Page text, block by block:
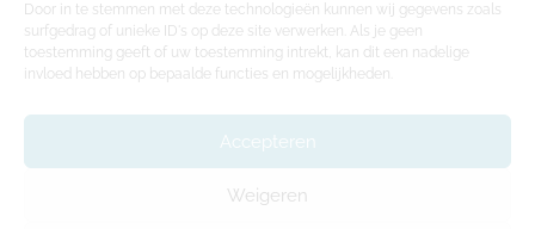
Door in te stemmen met deze technologieën kunnen wij gegevens zoals
surfgedrag of unieke ID's op deze site verwerken. Als je geen
toestemming geeft of uw toestemming intrekt, kan dit een nadelige
invloed hebben op bepaalde functies en mogelijkheden.
Accepteren
Weigeren
info@modulehome.be
+32 2 669 36 50
Productie-atelier en showroom
Rue de la Déportation 218, 1480 Tubeke